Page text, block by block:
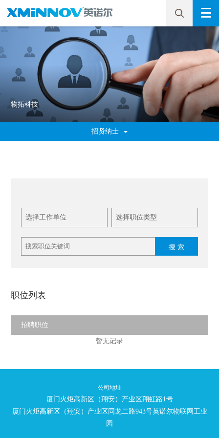
物拓科技
招贤纳士
搜 索
职位列表
招聘职位
暂无记录
公司地址
厦门火炬高新区（翔安）产业区翔虹路1号
厦门火炬高新区（翔安）产业区同龙二路943号英诺尔物联网工业
园